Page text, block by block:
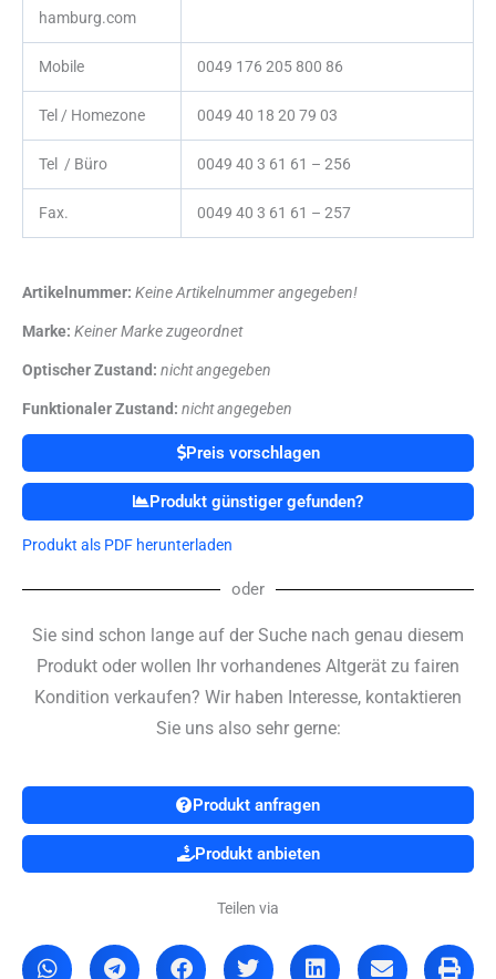
hamburg.com
Mobile 0049 176 205 800 86
Tel / Homezone 0049 40 18 20 79 03
Tel / Büro 0049 40 3 61 61 – 256
Fax. 0049 40 3 61 61 – 257
Artikelnummer: Keine Artikelnummer angegeben!
Marke: Keiner Marke zugeordnet
Optischer Zustand: nicht angegeben
Funktionaler Zustand: nicht angegeben
Preis vorschlagen
Produkt günstiger gefunden?
Produkt als PDF herunterladen
oder
Sie sind schon lange auf der Suche nach genau diesem
Produkt oder wollen Ihr vorhandenes Altgerät zu fairen
Kondition verkaufen? Wir haben Interesse, kontaktieren
Sie uns also sehr gerne:
Produkt anfragen
Produkt anbieten
Teilen via